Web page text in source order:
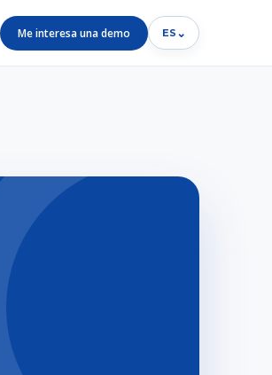
Me interesa una demo ES ⌄